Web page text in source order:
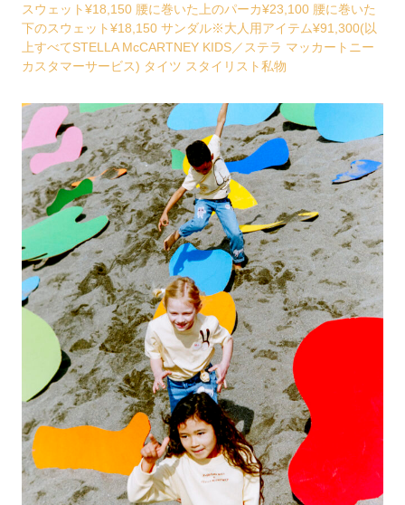
スウェット¥18,150 腰に巻いた上のパーカ¥23,100 腰に巻いた
下のスウェット¥18,150 サンダル※大人用アイテム¥91,300(以
上すべてSTELLA McCARTNEY KIDS／ステラ マッカートニー
カスタマーサービス) タイツ スタイリスト私物